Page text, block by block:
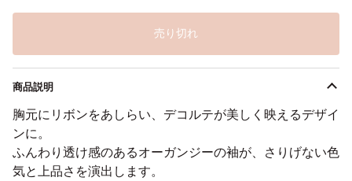
ョ
切
れ
た
は
利
用
不
可
売り切れ
商品説明
胸元にリボンをあしらい、デコルテが美しく映えるデザイ
ンに。
ふんわり透け感のあるオーガンジーの袖が、さりげない色
気と上品さを演出します。